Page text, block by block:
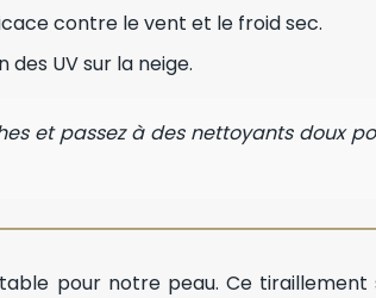
contre le vent et le froid sec.
UV sur la neige.
et passez à des nettoyants doux
pour notre peau. Ce